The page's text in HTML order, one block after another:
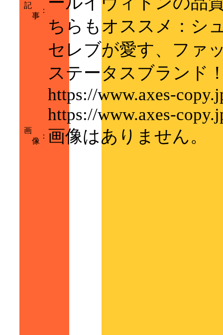
記
事
：
ちらもオススメ：シ
セレブが愛す、ファ
ステータスブランド
https://www.axes-
https://www.axes-
画
像
： 画像はありません。